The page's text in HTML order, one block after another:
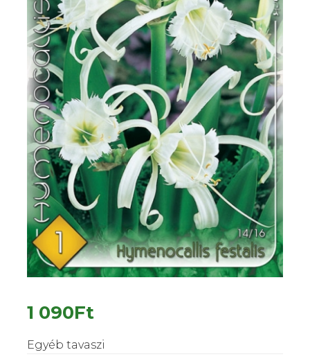
1 090Ft
Egyéb tavaszi